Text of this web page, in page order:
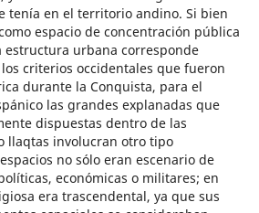
tenía en el territorio andino. Si bien
espacio de concentración pública
estructura urbana corresponde
criterios occidentales que fueron
durante la Conquista, para el
las grandes explanadas que
dispuestas dentro de las
llaqtas involucran otro tipo
no sólo eran escenario de
económicas o militares; en
era trascendental, ya que sus